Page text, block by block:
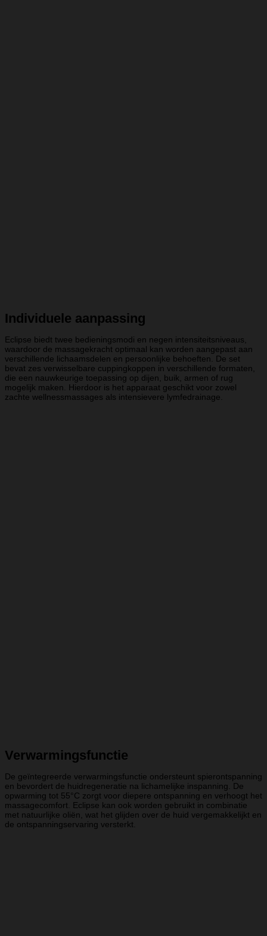
Individuele aanpassing
Eclipse biedt twee bedieningsmodi en negen intensiteitsniveaus,
waardoor de massagekracht optimaal kan worden aangepast aan
verschillende lichaamsdelen en persoonlijke behoeften. De set
bevat zes verwisselbare cuppingkoppen in verschillende formaten,
die een nauwkeurige toepassing op dijen, buik, armen of rug
mogelijk maken. Hierdoor is het apparaat geschikt voor zowel
zachte wellnessmassages als intensievere lymfedrainage.
Verwarmingsfunctie
De geïntegreerde verwarmingsfunctie ondersteunt spierontspanning
en bevordert de huidregeneratie na lichamelijke inspanning. De
opwarming tot 55°C zorgt voor diepere ontspanning en verhoogt het
massagecomfort. Eclipse kan ook worden gebruikt in combinatie
met natuurlijke oliën, wat het glijden over de huid vergemakkelijkt en
de ontspanningservaring versterkt.